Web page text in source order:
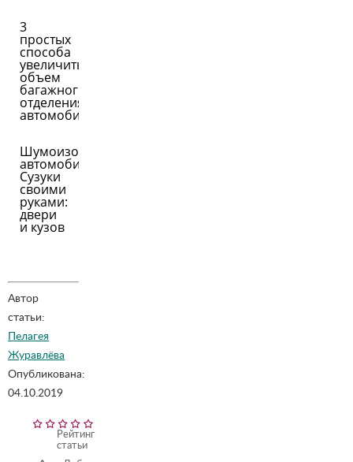
3
простых
способа
увеличить
объем
багажного
отделения
автомобиля
Шумоизоляция
автомобиля
Сузуки
своими
руками:
двери
и кузов
Автор
статьи:
Пелагея
Журавлёва
Опубликована:
04.10.2019
Рейтинг
статьи